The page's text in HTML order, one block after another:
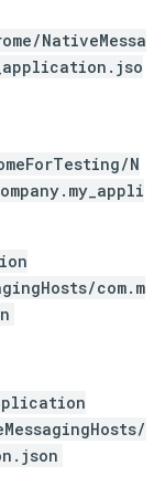
NativeMessa
N
com.m